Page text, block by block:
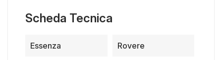
Scheda Tecnica
Essenza Rovere